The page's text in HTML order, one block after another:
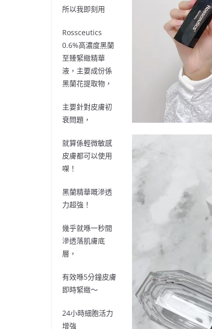
所以我即刻用
Rossceutics
0.6%高濃度黑蘭
至臻緊緻精華
液，主要成份係
黑蘭花提取物，
主要針對皮膚初
衰問題，
就算係輕微敏感
皮膚都可以使用
㗎！
黑蘭精華嘅滲透
力超強！
幾乎就喺一秒間
滲透落肌膚底
層，
有效喺5分鐘皮膚
即時緊緻～
24小時細胞活力
增強